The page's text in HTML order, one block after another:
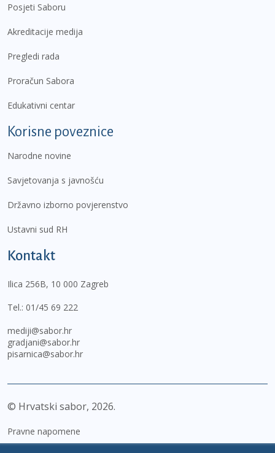
Posjeti Saboru
Akreditacije medija
Pregledi rada
Proračun Sabora
Edukativni centar
Korisne poveznice
Narodne novine
Savjetovanja s javnošću
Državno izborno povjerenstvo
Ustavni sud RH
Kontakt
Ilica 256B, 10 000 Zagreb
Tel.: 01/45 69 222
mediji@sabor.hr
gradjani@sabor.hr
pisarnica@sabor.hr
© Hrvatski sabor, 2026
Pravne napomene